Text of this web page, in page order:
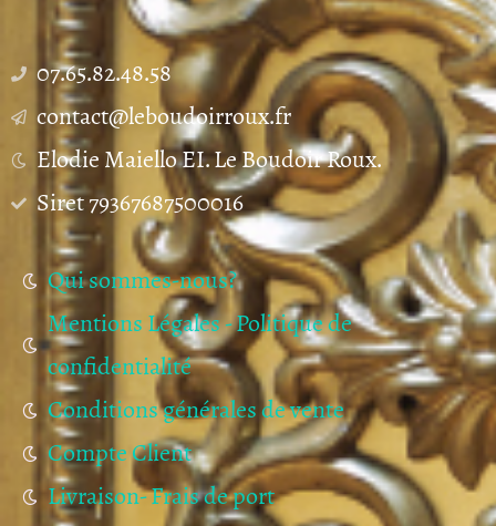
07.65.82.48.58
contact@leboudoirroux.fr
Elodie Maiello EI. Le Boudoir Roux.
Siret 79367687500016
Qui sommes-nous?
Mentions Légales - Politique de
confidentialité
Conditions générales de vente
Compte Client
Livraison- Frais de port